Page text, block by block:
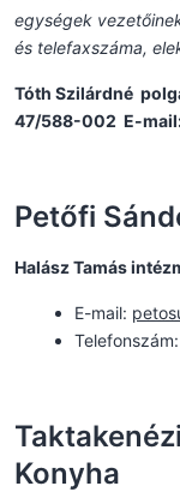
egységek
és telefaxszáma,
Tóth Szilárdné
47/588-002 E-
Petőfi
Halász Tamás
E-mail:
Konyha